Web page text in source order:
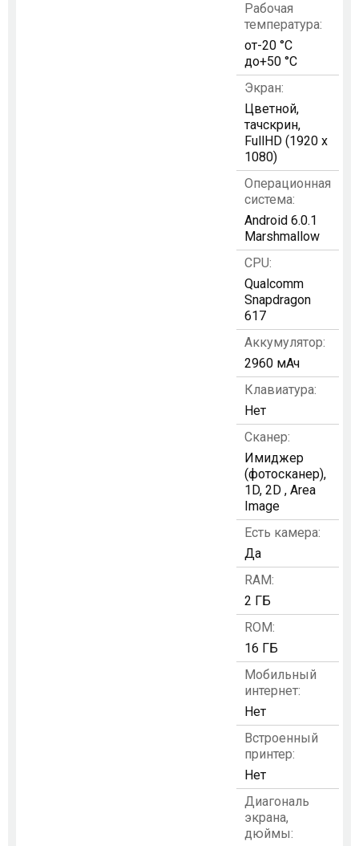
Рабочая
температура:
от-20 °C
до+50 °C
Экран:
Цветной,
тачскрин,
FullHD (1920 x
1080)
Операционная
система:
Android 6.0.1
Marshmallow
CPU:
Qualcomm
Snapdragon
617
Аккумулятор:
2960 мАч
Клавиатура:
Нет
Сканер:
Имиджер
(фотосканер),
1D, 2D , Area
Image
Есть камера:
Да
RAM:
2 ГБ
ROM:
16 ГБ
Мобильный
интернет:
Нет
Встроенный
принтер:
Нет
Диагональ
экрана,
дюймы: